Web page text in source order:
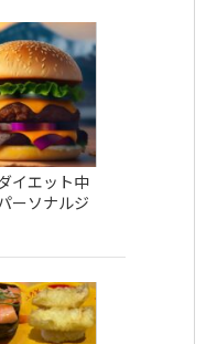
イエット中
ーソナルジ